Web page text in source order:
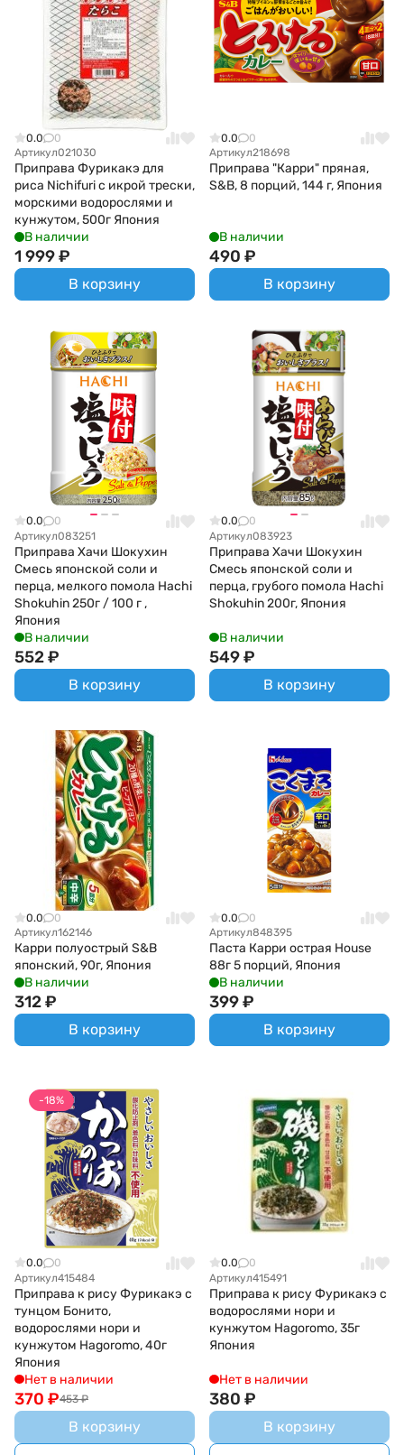
0.0
0
Артикул021030
Приправа Фурикакэ для
риса Nichifuri с икрой трески,
морскими водорослями и
кунжутом, 500г Япония
В наличии
1 999₽
В корзину
0.0
0
Артикул218698
Приправа "Карри" пряная,
S&B, 8 порций, 144 г, Япония
В наличии
490 ₽
В корзину
0.0
0
Артикул083251
Приправа Хачи Шокухин
Смесь японской соли и
перца, мелкого помола Hachi
Shokuhin 250г / 100 г ,
Япония
В наличии
552₽
В корзину
0.0
0
Артикул083923
Приправа Хачи Шокухин
Смесь японской соли и
перца, грубого помола Hachi
Shokuhin 200г, Япония
В наличии
549₽
В корзину
0.0
0
Артикул162146
Карри полуострый S&B
японский, 90г, Япония
В наличии
312₽
В корзину
0.0
0
Артикул848395
Паста Карри острая House
88г 5 порций, Япония
В наличии
399₽
В корзину
-18%
0.0
0
Артикул415484
Приправа к рису Фурикакэ с
тунцом Бонито,
водорослями нори и
кунжутом Hagoromo, 40г
Япония
Нет в наличии
453 ₽
370 ₽
В корзину
0.0
0
Артикул415491
Приправа к рису Фурикакэ с
водорослями нори и
кунжутом Hagoromo, 35г
Япония
Нет в наличии
380 ₽
В корзину